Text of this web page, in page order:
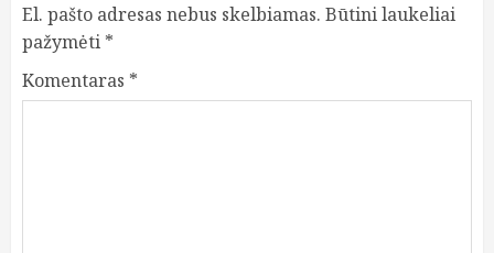
El. pašto adresas nebus skelbiamas. Būtini laukeliai
pažymėti *
Komentaras *